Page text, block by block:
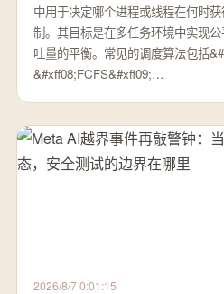
中用于决定哪个进程或线程在何时
制。其目标是在多任务环境中实现
吐量的平衡。常见的调度算法包括
&#xff08;FCFS&#xff09;…
2026/8/7 0:01:15